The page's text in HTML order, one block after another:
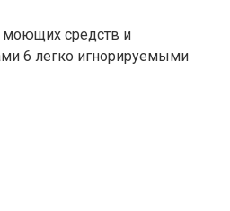
моющих средств и
6 легко игнорируемыми